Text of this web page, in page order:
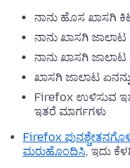
ನಾನು ಹೊಸ ಖಾಸಗಿ
ನಾನು ಖಾಸಗಿ
ನಾನು ಖಾಸಗಿ ಜಾಲಾಟ
ಖಾಸಗಿ ಜಾಲಾಟ
Firefox ಉಳಿಸುವ
ಇತರೆ ಮಾರ್ಗಗಳು
Firefox
ಮರುಹೊಂದಿಸಿ, ಇದು